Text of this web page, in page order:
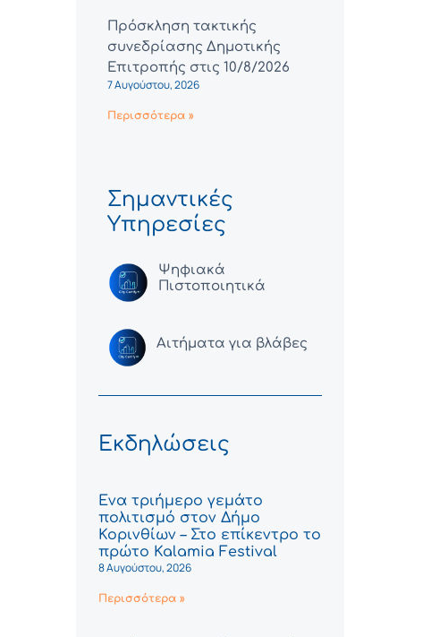
Πρόσκληση τακτικής
συνεδρίασης Δημοτικής
Επιτροπής στις 10/8/2026
7 Αυγούστου, 2026
Περισσότερα »
Σημαντικές
Υπηρεσίες
Ψηφιακά
Πιστοποιητικά
Αιτήματα για βλάβες
Εκδηλώσεις
Ένα τριήμερο γεμάτο
πολιτισμό στον Δήμο
Κορινθίων – Στο επίκεντρο το
πρώτο Kalamia Festival
8 Αυγούστου, 2026
Περισσότερα »